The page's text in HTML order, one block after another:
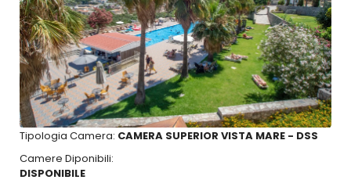
Tipologia Camera: CAMERA SUPERIOR VISTA MARE - DSS
Camere Diponibili:
DISPONIBILE